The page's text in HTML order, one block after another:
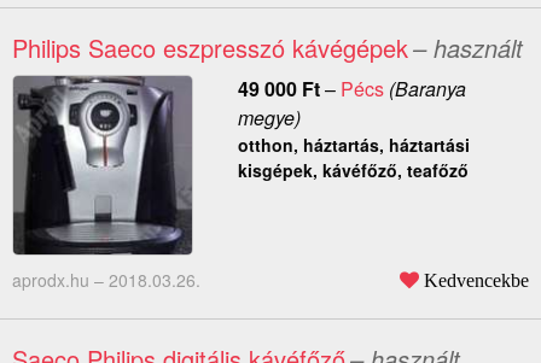
Philips Saeco eszpresszó kávégépek– használt
49 000 Ft– Pécs(Baranya
megye)
otthon, háztartás, háztartási
kisgépek, kávéfőző, teafőző
aprodx.hu – 2018.03.26. Kedvencekbe